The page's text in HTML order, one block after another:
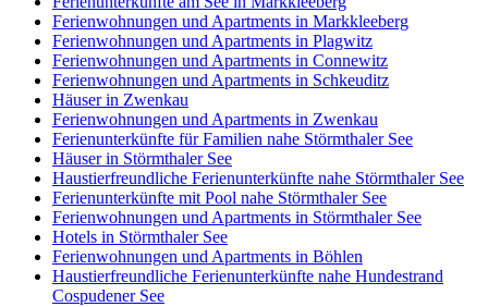
Ferienwohnungen und Apartments in Markkleeberg
Ferienwohnungen und Apartments in Plagwitz
Ferienwohnungen und Apartments in Connewitz
Ferienwohnungen und Apartments in Schkeuditz
Häuser in Zwenkau
Ferienwohnungen und Apartments in Zwenkau
Ferienunterkünfte für Familien nahe Störmthaler See
Häuser in Störmthaler See
Haustierfreundliche Ferienunterkünfte nahe Störmthaler See
Ferienunterkünfte mit Pool nahe Störmthaler See
Ferienwohnungen und Apartments in Störmthaler See
Hotels in Störmthaler See
Ferienwohnungen und Apartments in Böhlen
Haustierfreundliche Ferienunterkünfte nahe Hundestrand
Cospudener See